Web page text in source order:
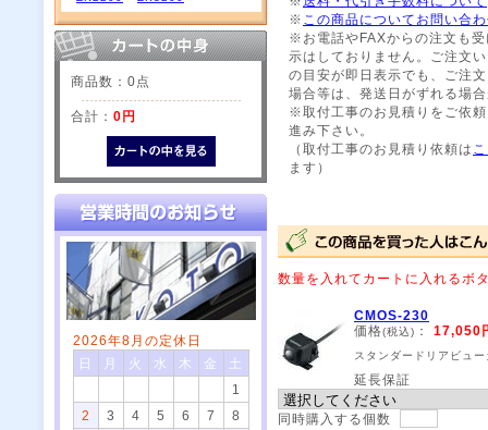
商品数：0点
合計： 0円
2026年8月の定休日
日
月 火 水 木 金
土
1
2
3 4 5 6 7
8
※ この商品についてお問い合
※お電話やFAXからの注文も
示はしておりません。ご注文
の目安が即日表示でも、ご注
場合等は、発送日がずれる場
※取付工事のお見積りをご依
進み下さい。
（取付工事のお見積り依頼は
ます）
数量を入れてカートに入れるボ
CMOS-230
価格(税込) ： 17,050
スタンダードリアビュ
延長保証
同時購入する個数